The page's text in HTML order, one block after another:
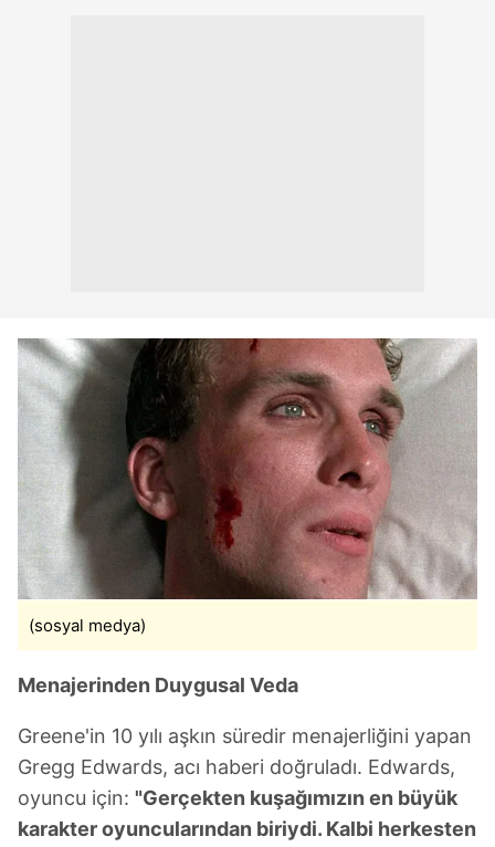
(sosyal medya)
Menajerinden Duygusal Veda
Greene'in 10 yılı aşkın süredir menajerliğini yapan
Gregg Edwards, acı haberi doğruladı. Edwards,
oyuncu için: "Gerçekten kuşağımızın en büyük
karakter oyuncularından biriydi. Kalbi herkesten